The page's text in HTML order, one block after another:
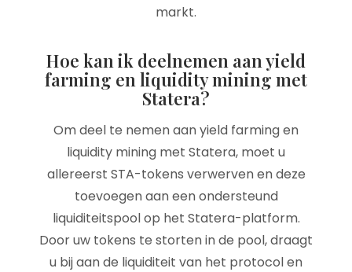
markt.
Hoe kan ik deelnemen aan yield
farming en liquidity mining met
Statera?
Om deel te nemen aan yield farming en
liquidity mining met Statera, moet u
allereerst STA-tokens verwerven en deze
toevoegen aan een ondersteund
liquiditeitspool op het Statera-platform.
Door uw tokens te storten in de pool, draagt
u bij aan de liquiditeit van het protocol en